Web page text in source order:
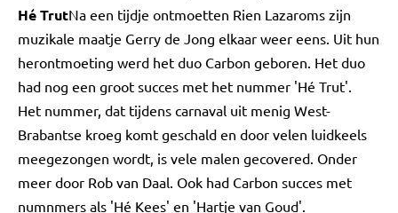
Hé TrutNa een tijdje ontmoetten Rien Lazaroms zijn
muzikale maatje Gerry de Jong elkaar weer eens. Uit hun
herontmoeting werd het duo Carbon geboren. Het duo
had nog een groot succes met het nummer 'Hé Trut'.
Het nummer, dat tijdens carnaval uit menig West-
Brabantse kroeg komt geschald en door velen luidkeels
meegezongen wordt, is vele malen gecovered. Onder
meer door Rob van Daal. Ook had Carbon succes met
numnmers als 'Hé Kees' en 'Hartje van Goud'.